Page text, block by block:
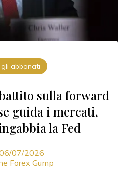
abbonati
sulla forward
guida i mercati,
la Fed
07/2026
Forex Gump